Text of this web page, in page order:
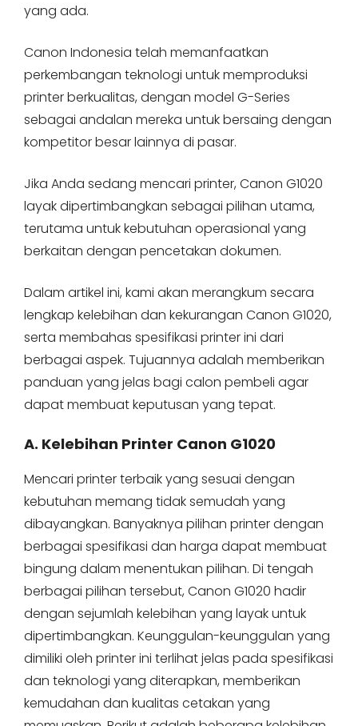
yang ada.
Canon Indonesia telah memanfaatkan
perkembangan teknologi untuk memproduksi
printer berkualitas, dengan model G-Series
sebagai andalan mereka untuk bersaing dengan
kompetitor besar lainnya di pasar.
Jika Anda sedang mencari printer, Canon G1020
layak dipertimbangkan sebagai pilihan utama,
terutama untuk kebutuhan operasional yang
berkaitan dengan pencetakan dokumen.
Dalam artikel ini, kami akan merangkum secara
lengkap kelebihan dan kekurangan Canon G1020,
serta membahas spesifikasi printer ini dari
berbagai aspek. Tujuannya adalah memberikan
panduan yang jelas bagi calon pembeli agar
dapat membuat keputusan yang tepat.
A. Kelebihan Printer Canon G1020
Mencari printer terbaik yang sesuai dengan
kebutuhan memang tidak semudah yang
dibayangkan. Banyaknya pilihan printer dengan
berbagai spesifikasi dan harga dapat membuat
bingung dalam menentukan pilihan. Di tengah
berbagai pilihan tersebut, Canon G1020 hadir
dengan sejumlah kelebihan yang layak untuk
dipertimbangkan. Keunggulan-keunggulan yang
dimiliki oleh printer ini terlihat jelas pada spesifikasi
dan teknologi yang diterapkan, memberikan
kemudahan dan kualitas cetakan yang